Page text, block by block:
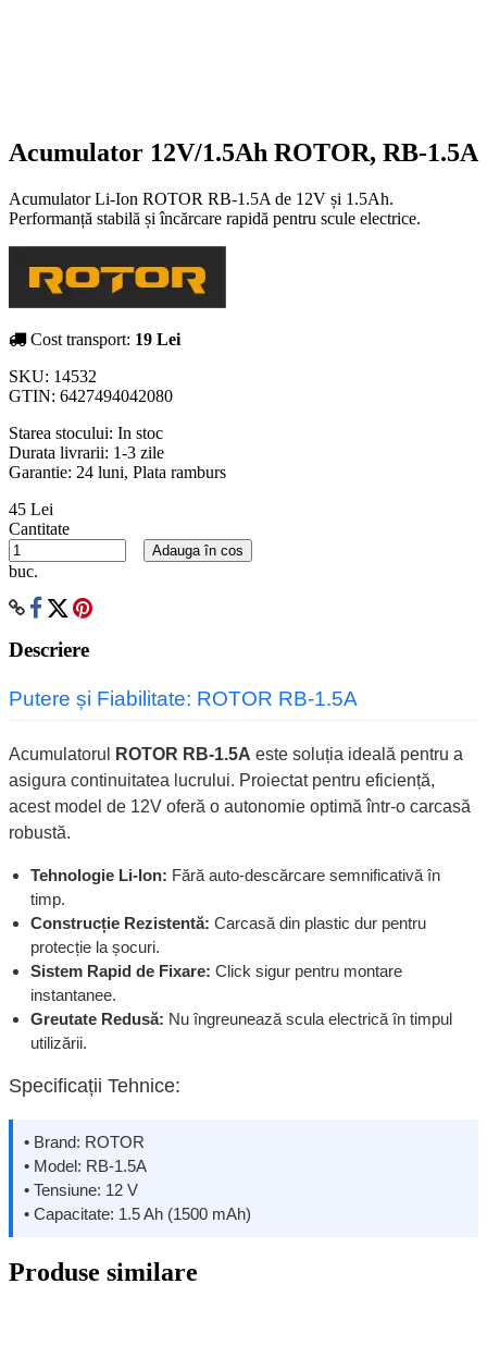
Acumulator 12V/1.5Ah ROTOR, RB-1.5A
Acumulator Li-Ion ROTOR RB-1.5A de 12V și 1.5Ah.
Performanță stabilă și încărcare rapidă pentru scule electrice.
Cost transport: 19 Lei
SKU: 14532
GTIN: 6427494042080
Starea stocului: In stoc
Durata livrarii: 1-3 zile
Garantie: 24 luni, Plata ramburs
45 Lei
Cantitate
buc.
Adauga în cos
Descriere
Putere și Fiabilitate: ROTOR RB-1.5A
Acumulatorul ROTOR RB-1.5A este soluția ideală pentru a
asigura continuitatea lucrului. Proiectat pentru eficiență,
acest model de 12V oferă o autonomie optimă într-o carcasă
robustă.
Tehnologie Li-Ion: Fără auto-descărcare semnificativă în
timp.
Construcție Rezistentă: Carcasă din plastic dur pentru
protecție la șocuri.
Sistem Rapid de Fixare: Click sigur pentru montare
instantanee.
Greutate Redusă: Nu îngreunează scula electrică în timpul
utilizării.
Specificații Tehnice:
• Brand: ROTOR
• Model: RB-1.5A
• Tensiune: 12 V
• Capacitate: 1.5 Ah (1500 mAh)
Produse similare